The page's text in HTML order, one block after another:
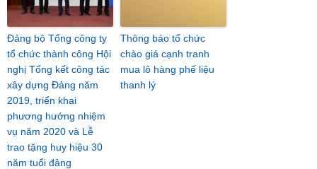
Đảng bộ Tổng công ty
tổ chức thành công Hội
nghị Tổng kết công tác
xây dựng Đảng năm
2019, triển khai
phương hướng nhiệm
vụ năm 2020 và Lễ
trao tặng huy hiệu 30
năm tuổi đảng
Thông báo tổ chức
chào giá cạnh tranh
mua lô hàng phế liệu
thanh lý